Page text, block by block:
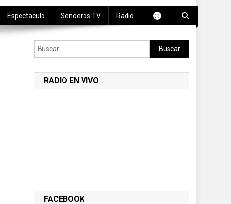
Espectaculo Senderos TV Radio
Buscar:
RADIO EN VIVO
FACEBOOK